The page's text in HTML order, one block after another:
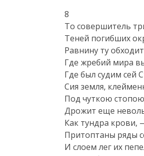
8
То совершитель
Теней погибших
Равнину ту
Где жребий мира
Где был судим сей
Сия земля,
Под чуткою стопою
Дрожит еще
Как тундра крови,
Притоптаны ряды
И слоем лег их